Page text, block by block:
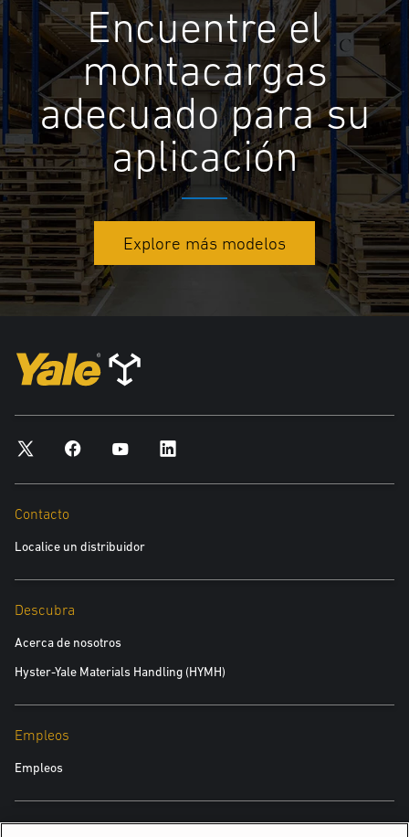
Encuentre el
montacargas
adecuado para su
aplicación
Explore más modelos
Contacto
Localice un distribuidor
Descubra
Acerca de nosotros
Hyster-Yale Materials Handling (HYMH)
Empleos
Empleos